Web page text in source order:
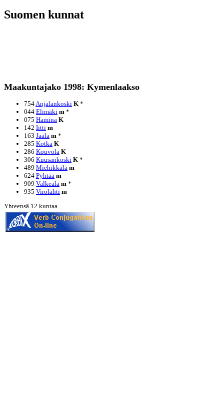
Suomen kunnat
Maakuntajako 1998: Kymenlaakso
754Anjalankoski K *
044 Elimäki m *
075 Hamina K
142 Iitti m
163 Jaala m *
285 Kotka K
286 Kouvola K
306 Kuusankoski K *
489 Miehikkälä m
624 Pyhtää m
909 Valkeala m *
935 Virolahti m
Yhteensä 12 kuntaa.